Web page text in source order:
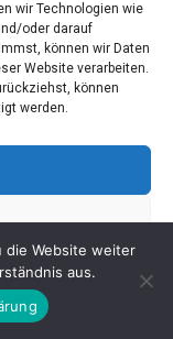
wir Technologien wie
oder darauf
können wir Daten
Website verarbeiten.
können
werden.
die Website weiter
aus.